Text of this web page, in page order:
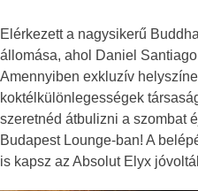
Elérkezett a nagysikerű
állomása, ahol Daniel
Amennyiben exkluzív
koktélkülönlegességek
szeretnéd átbulizni a szombat
Budapest Lounge-ban! A
is kapsz az Absolut Elyx